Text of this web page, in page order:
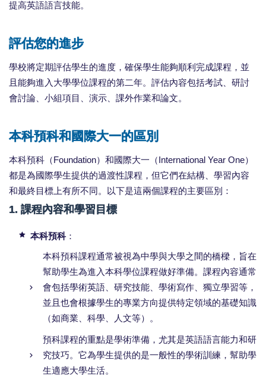
提高英語語言技能。
評估您的進步
學校將定期評估學生的進度，確保學生能夠順利完成課程，並
且能夠進入大學學位課程的第二年。評估內容包括考試、研討
會討論、小組項目、演示、課外作業和論文。
本科預科和國際大一的區別
本科預科（Foundation）和國際大一（International Year One）
都是為國際學生提供的過渡性課程，但它們在結構、學習內容
和最終目標上有所不同。以下是這兩個課程的主要區別：
1. 課程內容和學習目標
本科預科：
本科預科課程通常被視為中學與大學之間的橋樑，旨在
幫助學生為進入本科學位課程做好準備。課程內容通常
會包括學術英語、研究技能、學術寫作、獨立學習等，
並且也會根據學生的專業方向提供特定領域的基礎知識
（如商業、科學、人文等）。
預科課程的重點是學術準備，尤其是英語語言能力和研
究技巧。它為學生提供的是一般性的學術訓練，幫助學
生適應大學生活。